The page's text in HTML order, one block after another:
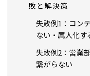
敗と解決策
失敗例1：コン
ない・属人化す
失敗例2：営業
繋がらない